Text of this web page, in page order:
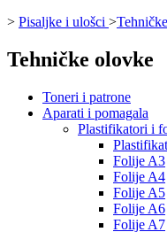
> Pisaljke i ulošci >
Tehničke olovke
Toneri i patrone
Aparati i pomagala
Plastifikatori i
Folije A3
Folije A4
Folije A5
Folije A6
Folije A7